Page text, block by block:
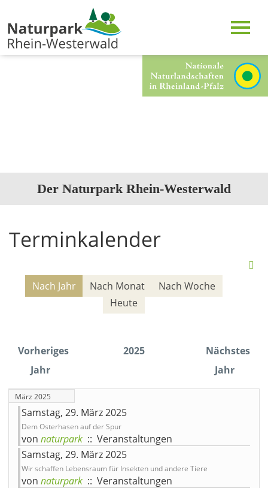
Der Naturpark Rhein-Westerwald
Terminkalender
Nach Jahr Nach Monat
Nach Woche
Heute
Vorheriges
Jahr
2025
Nächstes
Jahr
März 2025
Samstag, 29. März 2025
Dem Osterhasen auf der Spur
von naturpark :: Veranstaltungen
Samstag, 29. März 2025
Wir schaffen Lebensraum für Insekten und andere Tiere
von naturpark :: Veranstaltungen